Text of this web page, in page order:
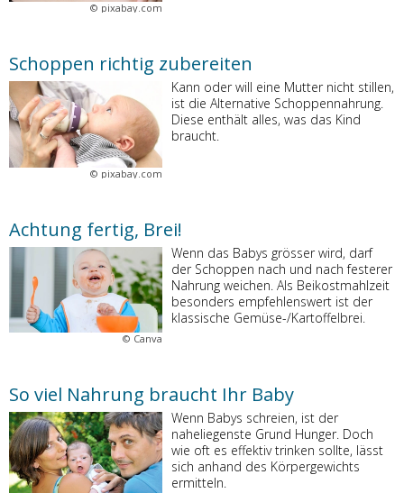
© pixabay.com
Schoppen richtig zubereiten
© pixabay.com
Kann oder will eine Mutter nicht stillen,
ist die Alternative Schoppennahrung.
Diese enthält alles, was das Kind
braucht.
Achtung fertig, Brei!
© Canva
Wenn das Babys grösser wird, darf
der Schoppen nach und nach festerer
Nahrung weichen. Als Beikostmahlzeit
besonders empfehlenswert ist der
klassische Gemüse-/Kartoffelbrei.
So viel Nahrung braucht Ihr Baby
Wenn Babys schreien, ist der
naheliegenste Grund Hunger. Doch
wie oft es effektiv trinken sollte, lässt
sich anhand des Körpergewichts
ermitteln.